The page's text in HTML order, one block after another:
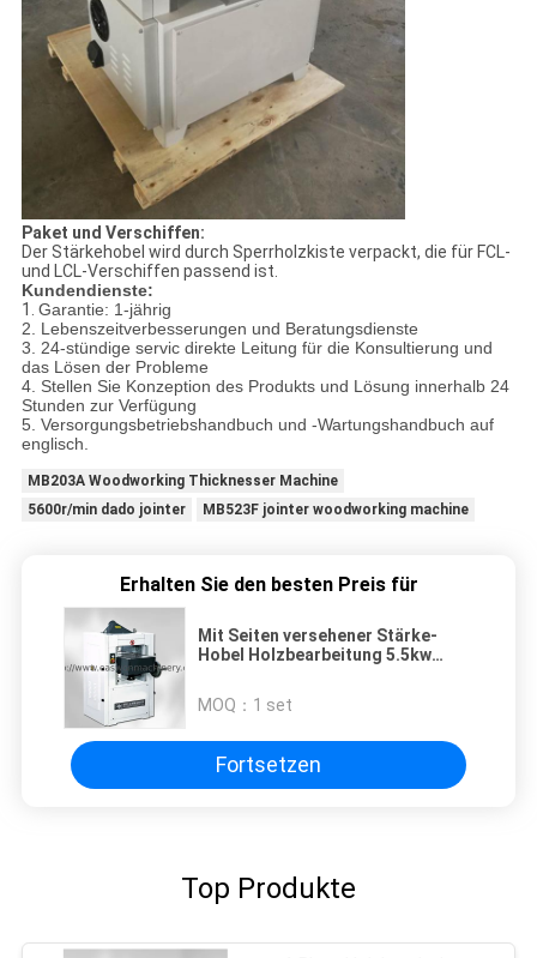
Paket und Verschiffen:
Der Stärkehobel wird durch Sperrholzkiste verpackt, die für FCL-
und LCL-Verschiffen passend ist.
Kundendienste:
1. Garantie: 1-jährig
2. Lebenszeitverbesserungen und Beratungsdienste
3. 24-stündige servic direkte Leitung für die Konsultierung und
das Lösen der Probleme
4. Stellen Sie Konzeption des Produkts und Lösung innerhalb 24
Stunden zur Verfügung
5. Versorgungsbetriebshandbuch und -Wartungshandbuch auf
englisch.
MB203A Woodworking Thicknesser Machine
5600r/min dado jointer
MB523F jointer woodworking machine
Erhalten Sie den besten Preis für
Mit Seiten versehener Stärke-
Hobel Holzbearbeitung 5.5kw
MOQ： 1 set
Fortsetzen
Top Produkte